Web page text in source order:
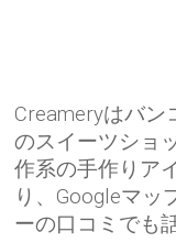
Creameryはバン
のスイーツショ
作系の手作りア
り、Googleマ
ーの口コミでも